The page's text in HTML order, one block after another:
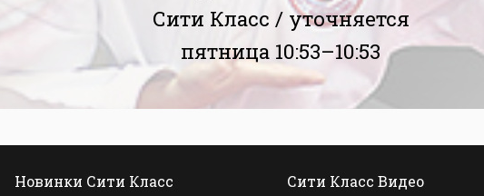
Сити Класс / уточняется
пятница 10:53–10:53
Новинки Сити Класс
Сити Класс Видео